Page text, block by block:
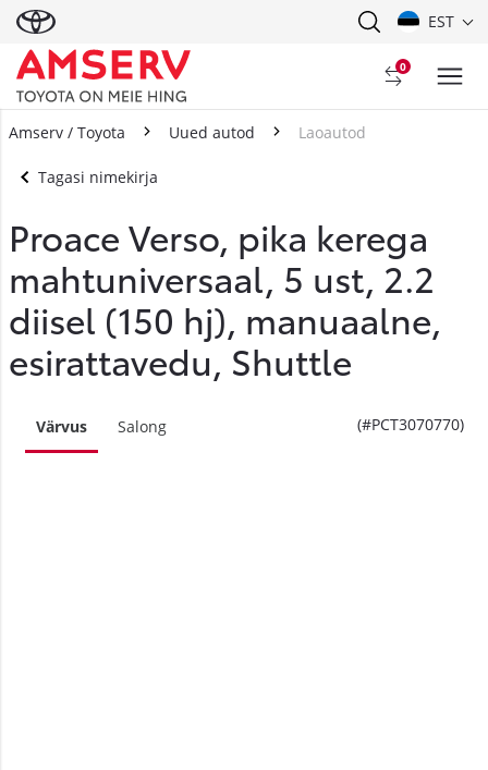
EST
0
Amserv / Toyota Uued autod Laoautod
Tagasi nimekirja
Proace Verso, pika kerega
mahtuniversaal, 5 ust, 2.2
diisel (150 hj), manuaalne,
esirattavedu, Shuttle
(#PCT3070770)
Värvus Salong